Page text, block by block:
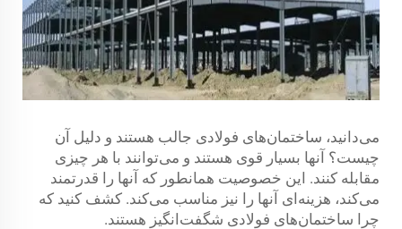
می‌دانید، ساختمان‌های فولادی جالب هستند و دلیل آن
چیست؟ آنها بسیار قوی هستند و می‌توانند با هر چیزی
مقابله کنند. این خصوصیت همانطور که آنها را قدرتمند
می‌کند، هزینه‌ای آنها را نیز مناسب می‌کند. کشف کنید که
چرا ساختمان‌های فولادی شگفت‌انگیز هستند.